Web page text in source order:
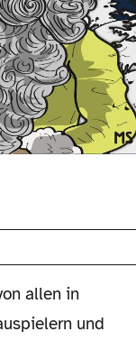
allen in
und